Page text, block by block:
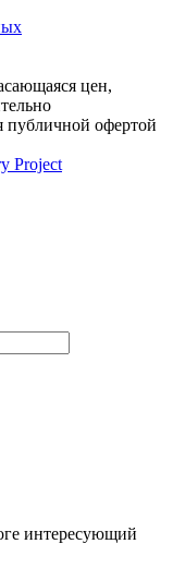
цен,
публичной офертой
Project
интересующий